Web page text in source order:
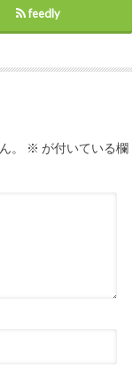
feedly
。 ※ が付いている欄